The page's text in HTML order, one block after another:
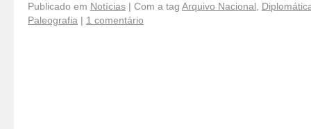
Publicado em Notícias | Com a tag Arquivo Nacional
Paleografia | 1 comentário